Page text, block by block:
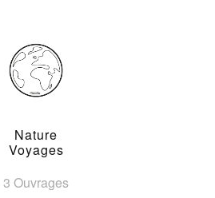
Nature
Voyages
3 Ouvrages